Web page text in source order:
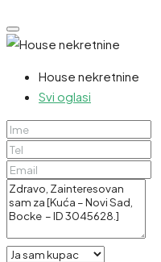
House nekretnine
Svi oglasi